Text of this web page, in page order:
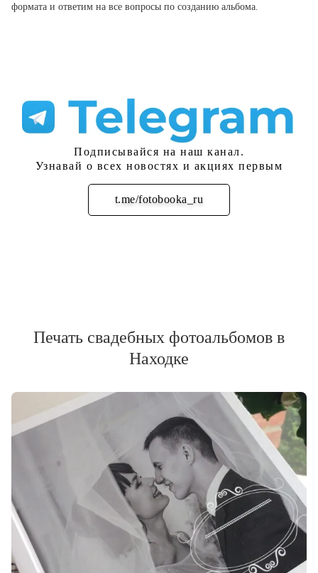
формата и ответим на все вопросы по созданию альбома.
Подписывайся на наш канал.
Узнавай о всех новостях и акциях первым
t.me/fotobooka_ru
Подписаться
Печать свадебных фотоальбомов в
Находке